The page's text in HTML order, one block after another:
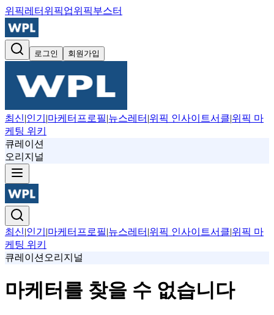
위픽레터 위픽업위픽부스터
로그인 회원가입
최신|인기 |마케터프로필|뉴스레터 |위픽 인사이트서클|위픽 마
케팅 위키
큐레이션
오리지널
최신|인기 |마케터프로필|뉴스레터 |위픽 인사이트서클|위픽 마
케팅 위키
큐레이션 오리지널
마케터를 찾을 수 없습니다